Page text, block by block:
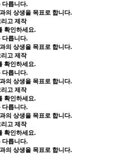
다릅니다.
의 상생을 목표로 합니다.
고 제작
확인하세요.
다릅니다.
의 상생을 목표로 합니다.
고 제작
확인하세요.
다릅니다.
의 상생을 목표로 합니다.
고 제작
확인하세요.
다릅니다.
의 상생을 목표로 합니다.
고 제작
확인하세요.
다릅니다.
의 상생을 목표로 합니다.